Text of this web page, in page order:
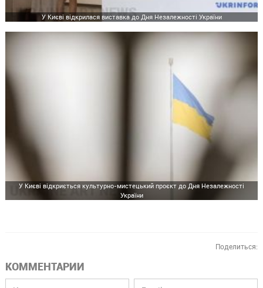
У Києві відкрилася виставка до Дня Незалежності України
У Києві відкриється культурно-мистецький проєкт до Дня Незалежності
України
Поделиться:
КОММЕНТАРИИ